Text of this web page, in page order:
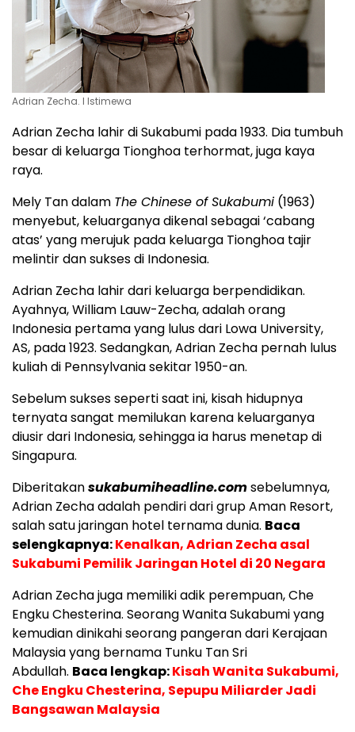
Adrian Zecha. l Istimewa
Adrian Zecha lahir di Sukabumi pada 1933. Dia tumbuh
besar di keluarga Tionghoa terhormat, juga kaya
raya.
Mely Tan dalam The Chinese of Sukabumi (1963)
menyebut, keluarganya dikenal sebagai ‘cabang
atas’ yang merujuk pada keluarga Tionghoa tajir
melintir dan sukses di Indonesia.
Adrian Zecha lahir dari keluarga berpendidikan.
Ayahnya, William Lauw-Zecha, adalah orang
Indonesia pertama yang lulus dari Lowa University,
AS, pada 1923. Sedangkan, Adrian Zecha pernah lulus
kuliah di Pennsylvania sekitar 1950-an.
Sebelum sukses seperti saat ini, kisah hidupnya
ternyata sangat memilukan karena keluarganya
diusir dari Indonesia, sehingga ia harus menetap di
Singapura.
Diberitakansukabumiheadline.comsebelumnya,
Adrian Zecha adalah pendiri dari grup Aman Resort,
salah satu jaringan hotel ternama dunia. Baca
selengkapnya:Kenalkan, Adrian Zecha asal
Sukabumi Pemilik Jaringan Hotel di 20 Negara
Adrian Zecha juga memiliki adik perempuan, Che
Engku Chesterina. Seorang Wanita Sukabumi yang
kemudian dinikahi seorang pangeran dari Kerajaan
Malaysia yang bernama Tunku Tan Sri
Abdullah. Baca lengkap:Kisah Wanita Sukabumi,
Che Engku Chesterina, Sepupu Miliarder Jadi
Bangsawan Malaysia